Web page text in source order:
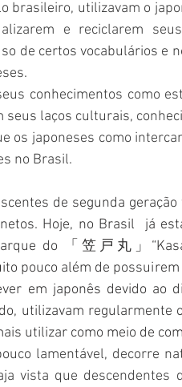
brasileiro, utilizavam o
e reciclarem
de certos vocabulários e
conhecimentos como
laços culturais,
os japoneses como
no Brasil.
de segunda
Hoje, no Brasil  já
do 「笠戸丸」
pouco além de
em japonês devido ao
utilizavam regularmente
utilizar como meio de
lamentável, decorre
vista que descendentes